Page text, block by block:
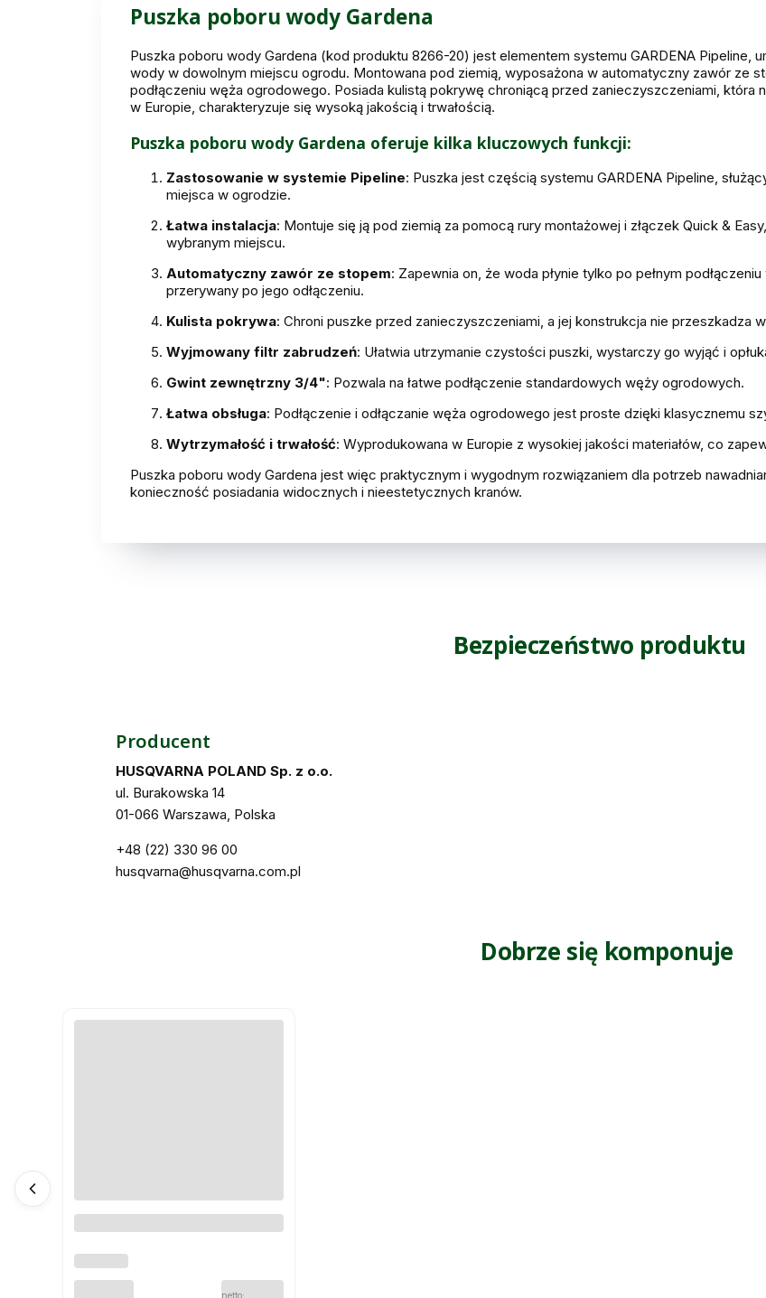
Puszka poboru wody Gardena
Puszka poboru wody Gardena (kod produktu 8266-20) jest elementem systemu GARDENA Pipeline,
wody w dowolnym miejscu ogrodu. Montowana pod ziemią, wyposażona w automatyczny zawór ze
podłączeniu węża ogrodowego. Posiada kulistą pokrywę chroniącą przed zanieczyszczeniami, która
w Europie, charakteryzuje się wysoką jakością i trwałością.
Puszka poboru wody Gardena oferuje kilka kluczowych funkcji:
Zastosowanie w systemie Pipeline: Puszka jest częścią systemu GARDENA Pipeline,
miejsca w ogrodzie.
Łatwa instalacja: Montuje się ją pod ziemią za pomocą rury montażowej i złączek Quick &
wybranym miejscu.
Automatyczny zawór ze stopem: Zapewnia on, że woda płynie tylko po pełnym
przerywany po jego odłączeniu.
Kulista pokrywa: Chroni puszke przed zanieczyszczeniami, a jej konstrukcja nie przeszkadza
Wyjmowany filtr zabrudzeń: Ułatwia utrzymanie czystości puszki, wystarczy go wyjąć i
Gwint zewnętrzny 3/4": Pozwala na łatwe podłączenie standardowych węży ogrodowych.
Łatwa obsługa: Podłączenie i odłączanie węża ogrodowego jest proste dzięki klasycznemu
Wytrzymałość i trwałość: Wyprodukowana w Europie z wysokiej jakości materiałów, co
Puszka poboru wody Gardena jest więc praktycznym i wygodnym rozwiązaniem dla potrzeb
konieczność posiadania widocznych i nieestetycznych kranów.
Bezpieczeństwo produktu
Producent
HUSQVARNA POLAND Sp. z o.o.
ul. Burakowska 14
01-066 Warszawa, Polska
+48 (22) 330 96 00
husqvarna@husqvarna.com.pl
Dobrze się komponuje
Puszka podłączeniowa Gardena